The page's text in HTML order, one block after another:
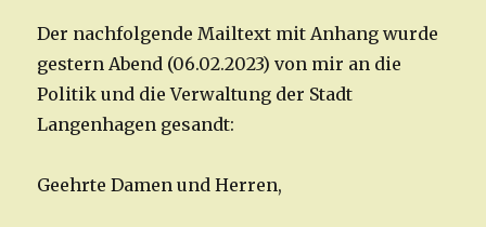
Der nachfolgende Mailtext mit Anhang wurde
gestern Abend (06.02.2023) von mir an die
Politik und die Verwaltung der Stadt
Langenhagen gesandt:
Geehrte Damen und Herren,